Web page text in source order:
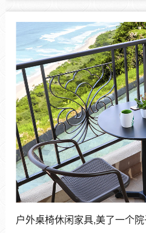
啤酒，然后滚动琴弦，在远处看烟
享...
户外桌椅休闲家具,美了一个